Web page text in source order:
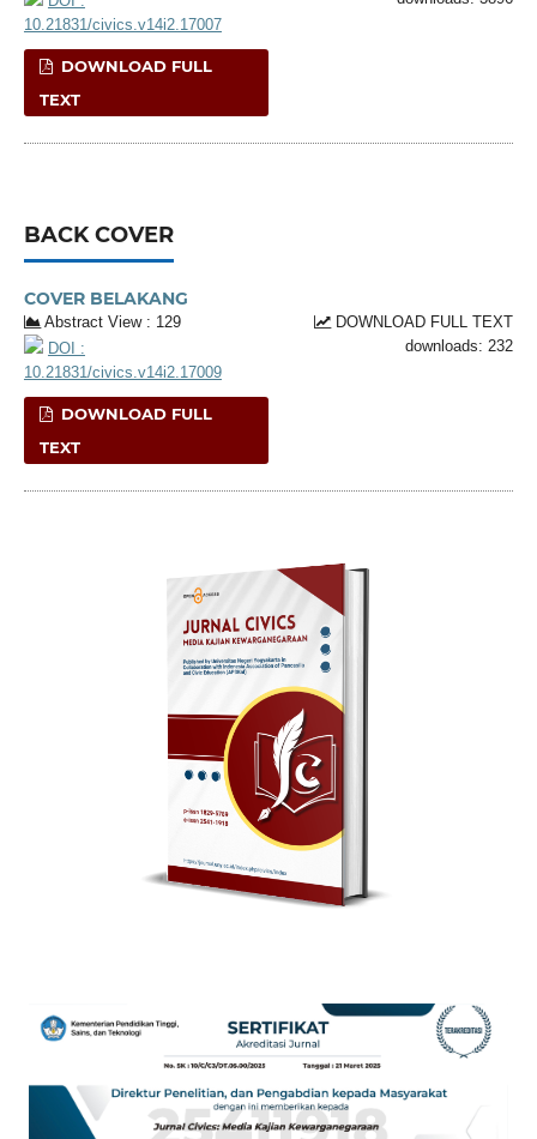
10.21831/civics.v14i2.17007
DOWNLOAD FULL
TEXT
BACK COVER
COVER BELAKANG
Abstract View : 129
DOWNLOAD FULL TEXT
downloads: 232
DOI :
10.21831/civics.v14i2.17009
DOWNLOAD FULL
TEXT